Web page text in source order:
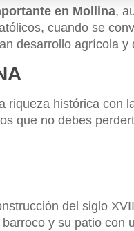
en Mollina,
cuando se
desarrollo agrícola y
riqueza histórica con
que no debes
del siglo
y su patio con